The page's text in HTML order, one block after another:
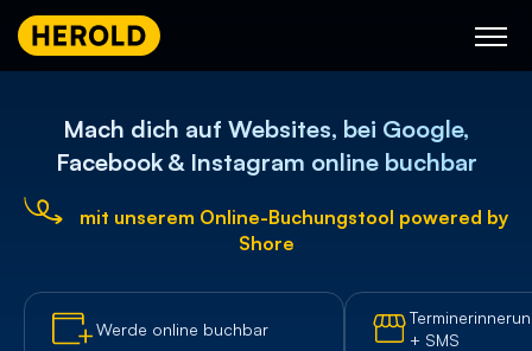
Mach dich auf Websites, bei Google,
Facebook & Instagram online buchbar
mit unserem Online-Buchungstool powered by
Shore
Werde online buchbar
+ SMS